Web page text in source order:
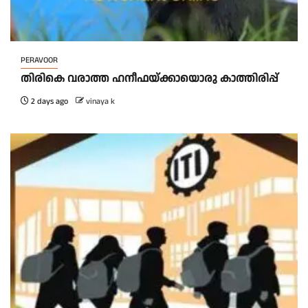
PERAVOOR
തിരികെ വരാത്ത ഹനീഫയ്ക്കായൊരു കാത്തിരിപ്പ്
2 days ago vinaya k